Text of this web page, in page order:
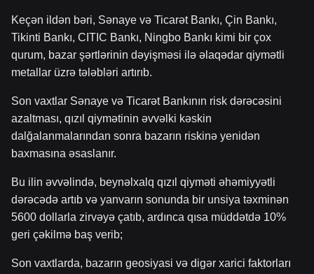
Keçən ildən bəri, Sənaye və Ticarət Bankı, Çin Bankı,
Tikinti Bankı, CITIC Bankı, Ningbo Bankı kimi bir çox
qurum, bazar şərtlərinin dəyişməsi ilə əlaqədar qiymətli
metallar üzrə tələbləri artırıb.
Son vaxtlar Sənaye və Ticarət Bankının risk dərəcəsini
azaltması, qızıl qiymətinin əvvəlki kəskin
dalğalanmalarından sonra bazarın riskinə yenidən
baxmasına əsaslanır.
Bu ilin əvvəlində, beynəlxalq qızıl qiyməti əhəmiyyətli
dərəcədə artıb və yanvarın sonunda bir unsiya təxminən
5600 dollarla zirvəyə çatıb, ardınca qısa müddətdə 10%
geri çəkilmə baş verib;
Son vaxtlarda, bazarın geosiyasi və digər xarici faktorları